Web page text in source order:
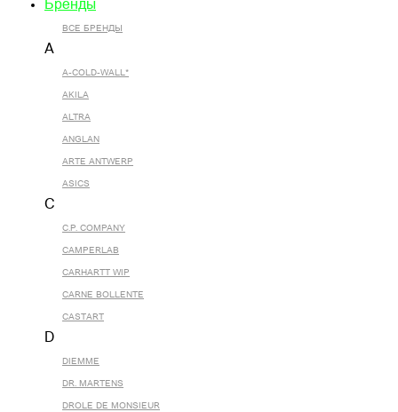
Бренды
ВСЕ БРЕНДЫ
A
A-COLD-WALL*
AKILA
ALTRA
ANGLAN
ARTE ANTWERP
ASICS
C
C.P. COMPANY
CAMPERLAB
CARHARTT WIP
CARNE BOLLENTE
CASTART
D
DIEMME
DR. MARTENS
DROLE DE MONSIEUR